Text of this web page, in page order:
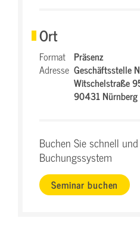
Ort
Format Präsenz
Adresse Geschäftsstelle
Witschelstraße
90431 Nürnberg
Buchen Sie schnell
Buchungssystem
Seminar buchen